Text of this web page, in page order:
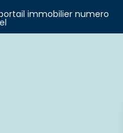
immobilier numero